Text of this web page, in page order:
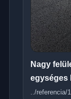
Nagy
egységes
../referencia/